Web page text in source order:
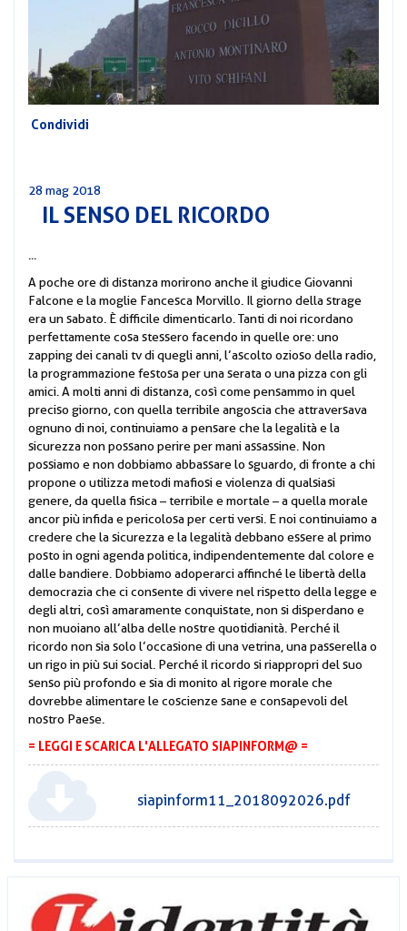
PREVIDENZA
CONVENZIONI
AREA
COMUNICATI
CIRCOLARI
MOBILITÀ
DEL
PERSONALE
Condividi
28 mag 2018
IL SENSO DEL RICORDO
A poche ore di distanza morirono anche il giudice Giovanni
Falcone e la moglie Fancesca Morvillo. Il giorno della strage
era un sabato. È difficile dimenticarlo. Tanti di noi ricordano
perfettamente cosa stessero facendo in quelle ore: uno
zapping dei canali tv di quegli anni, l’ascolto ozioso della radio,
la programmazione festosa per una serata o una pizza con gli
amici. A molti anni di distanza, così come pensammo in quel
preciso giorno, con quella terribile angoscia che attraversava
ognuno di noi, continuiamo a pensare che la legalità e la
sicurezza non possano perire per mani assassine. Non
possiamo e non dobbiamo abbassare lo sguardo, di fronte a chi
propone o utilizza metodi mafiosi e violenza di qualsiasi
genere, da quella fisica – terribile e mortale – a quella morale
ancor più infida e pericolosa per certi versi. E noi continuiamo a
credere che la sicurezza e la legalità debbano essere al primo
posto in ogni agenda politica, indipendentemente dal colore e
dalle bandiere. Dobbiamo adoperarci affinché le libertà della
democrazia che ci consente di vivere nel rispetto della legge e
degli altri, così amaramente conquistate, non si disperdano e
non muoiano all’alba delle nostre quotidianità. Perché il
ricordo non sia solo l’occasione di una vetrina, una passerella o
un rigo in più sui social. Perché il ricordo si riappropri del suo
senso più profondo e sia di monito al rigore morale che
dovrebbe alimentare le coscienze sane e consapevoli del
nostro Paese.
= LEGGI E SCARICA L'ALLEGATO SIAPINFORM@ =
siapinform11_2018092026.pdf